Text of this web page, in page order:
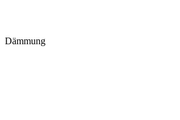
Dämmung